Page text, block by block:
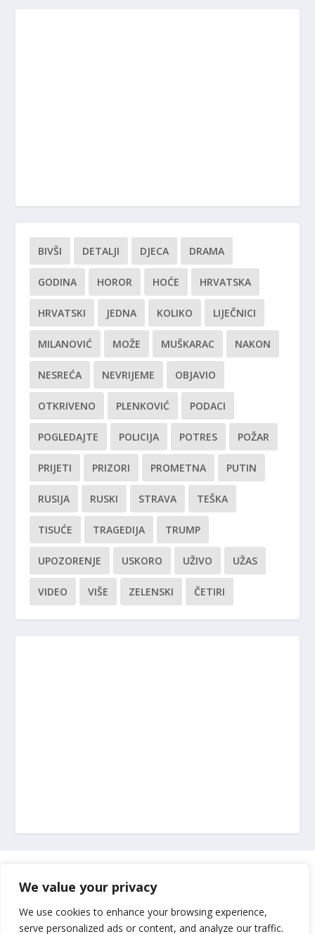
We value your privacy
We use cookies to enhance your browsing experience,
serve personalized ads or content, and analyze our traffic.
BIVŠI DETALJI DJECA DRAMA
GODINA HOROR HOĆE HRVATSKA
HRVATSKI JEDNA KOLIKO LIJEČNICI
MILANOVIĆ MOŽE MUŠKARAC NAKON
NESREĆA NEVRIJEME OBJAVIO
OTKRIVENO PLENKOVIĆ PODACI
POGLEDAJTE POLICIJA POTRES POŽAR
PRIJETI PRIZORI PROMETNA PUTIN
RUSIJA RUSKI STRAVA TEŠKA
TISUĆE TRAGEDIJA TRUMP
UPOZORENJE USKORO UŽIVO UŽAS
VIDEO VIŠE ZELENSKI ČETIRI
Impressum